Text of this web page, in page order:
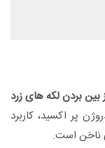
بین بردن لکه های زرد
پر اکسید، کاربرد
ناخن است.